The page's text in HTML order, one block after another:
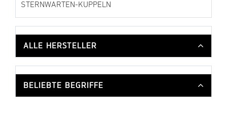
STERNWARTEN-KUPPELN
ALLE HERSTELLER
BELIEBTE BEGRIFFE